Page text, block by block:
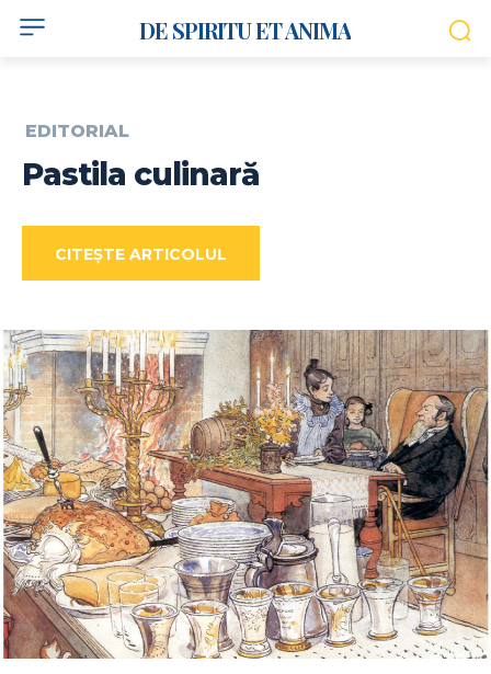
DE SPIRITU ET ANIMA
EDITORIAL
Pastila culinară
CITEȘTE ARTICOLUL